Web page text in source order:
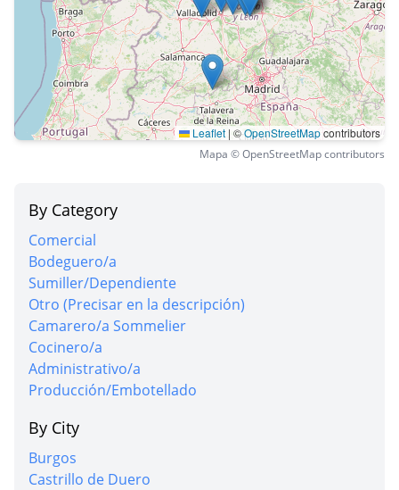
Leaflet | ©OpenStreetMapcontributors
Mapa © OpenStreetMap contributors
By Category
Comercial
Bodeguero/a
Sumiller/Dependiente
Otro (Precisar en la descripción)
Camarero/a Sommelier
Cocinero/a
Administrativo/a
Producción/Embotellado
By City
Burgos
Castrillo de Duero